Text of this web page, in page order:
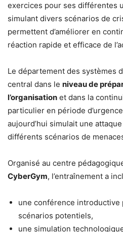
exercices pour ses différentes
simulant divers scénarios de
permettent d’améliorer en
réaction rapide et efficace de
Le département des systèmes
central dans le niveau de
l’organisation et dans la
particulier en période
aujourd’hui simulait une
différents scénarios de
Organisé au centre
CyberGym, l’entraînement a
une conférence
scénarios potentiels,
une simulation